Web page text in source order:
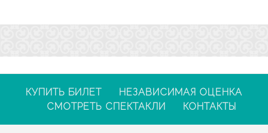
КУПИТЬ БИЛЕТ
НЕЗАВИСИМАЯ ОЦЕНКА
СМОТРЕТЬ СПЕКТАКЛИ
КОНТАКТЫ